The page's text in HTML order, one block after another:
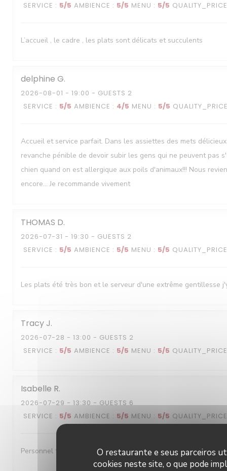
O restaurante e seus parceiros
cookies neste site, o que pode
SERVICE : 5/5 AMBIENCE : 5/5 MENU : 5/5 QUALITY_PRICE
L’accueil , le cadre , les plats sont délicats et succulents
delphine G
2026-08-01 - 19:00 - GUESTS 2
SERVICE : 5/5 AMBIENCE : 4/5 MENU : 5/5
Accueil et service parfait. Dans les assiettes des mets
revanche pénible de devoir subir les gens qui ne peuvent pas
chien quand on est allergique aux poils d'animaux!!! Nous
encore... Je recommande vivement
THOMAS D
2026-07-31 - 19:30 - GUESTS 2
SERVICE : 5/5 AMBIENCE : 5/5 MENU : 5/5 QUALITY_PRICE
Les plats été très bon et le serveur d'une extrême gentillesse
TracyJ
2026-07-28 - 13:00 - GUESTS 2
SERVICE : 5/5 AMBIENCE : 5/5 MENU : 5/5 QUALITY_PRICE
Isabelle R
2026-07-29 - 13:30 - GUESTS 6
SERVICE : 5/5 AMBIENCE : 5/5 MENU : 5/5 QUALITY_PRICE
Personnel très accueillant- A l'écoute- excellent repas